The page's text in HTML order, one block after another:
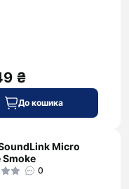
₴
До кошика
Micro
0